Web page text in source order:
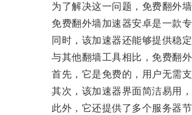
为了解决这一问题，免费翻外墙
免费翻外墙加速器安卓是一款专
同时，该加速器还能够提供稳定
与其他翻墙工具相比，免费翻外
首先，它是免费的，用户无需支
其次，该加速器界面简洁易用，
此外，它还提供了多个服务器节